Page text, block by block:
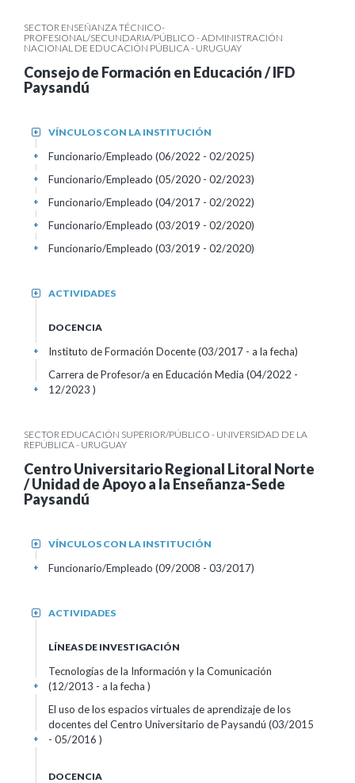
SECTOR ENSEÑANZA TÉCNICO-
PROFESIONAL/SECUNDARIA/PÚBLICO - ADMINISTRACIÓN
NACIONAL DE EDUCACIÓN PÚBLICA - URUGUAY
Consejo de Formación en Educación / IFD
Paysandú
VÍNCULOS CON LA INSTITUCIÓN
+
Funcionario/Empleado (06/2022 - 02/2025)
+
Funcionario/Empleado (05/2020 - 02/2023)
+
Funcionario/Empleado (04/2017 - 02/2022)
+
Funcionario/Empleado (03/2019 - 02/2020)
+
Funcionario/Empleado (03/2019 - 02/2020)
+
ACTIVIDADES
+
DOCENCIA
Instituto de Formación Docente (03/2017 - a la fecha)
+
Carrera de Profesor/a en Educación Media (04/2022 -
12/2023 )
+
SECTOR EDUCACIÓN SUPERIOR/PÚBLICO - UNIVERSIDAD DE LA
REPÚBLICA - URUGUAY
Centro Universitario Regional Litoral Norte
/ Unidad de Apoyo a la Enseñanza-Sede
Paysandú
VÍNCULOS CON LA INSTITUCIÓN
+
Funcionario/Empleado (09/2008 - 03/2017)
+
ACTIVIDADES
+
LÍNEAS DE INVESTIGACIÓN
Tecnologías de la Información y la Comunicación
(12/2013 - a la fecha )
+
El uso de los espacios virtuales de aprendizaje de los
docentes del Centro Universitario de Paysandú (03/2015
- 05/2016 )
+
DOCENCIA